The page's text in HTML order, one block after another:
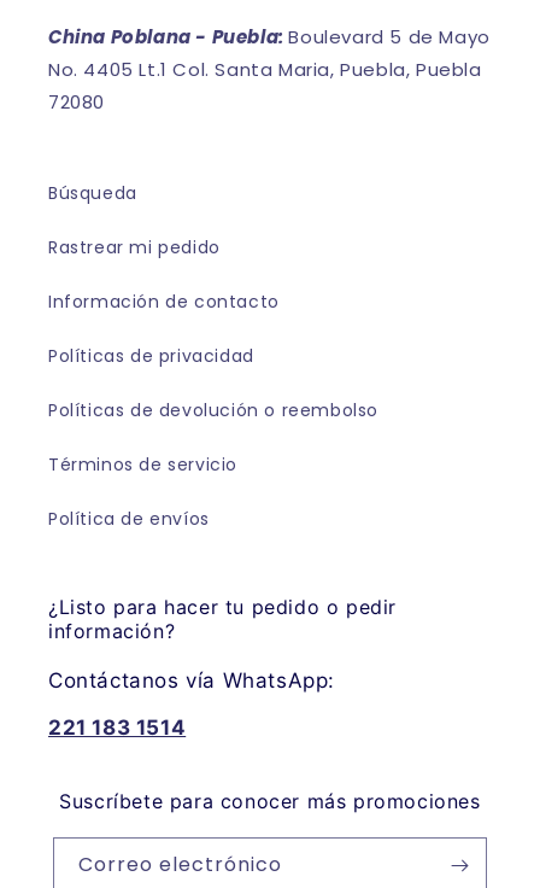
China Poblana - Puebla:Boulevard 5 de Mayo
No. 4405 Lt.1 Col. Santa Maria, Puebla, Puebla
72080
Búsqueda
Rastrear mi pedido
Información de contacto
Políticas de privacidad
Políticas de devolución o reembolso
Términos de servicio
Política de envíos
¿Listo para hacer tu pedido o pedir
información?
Contáctanos vía WhatsApp:
221 183 1514
Suscríbete para conocer más promociones
Correo electrónico